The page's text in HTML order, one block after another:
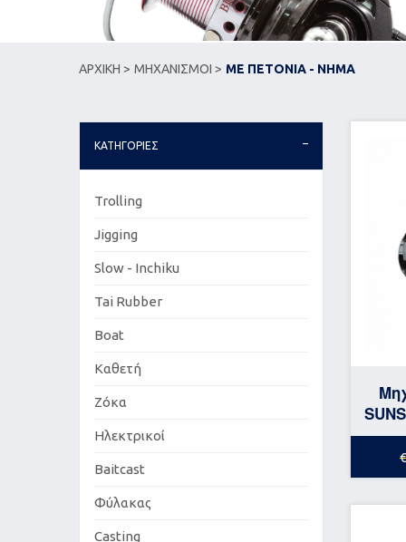
ΑΡΧΙΚΗ > ΜΗΧΑΝΙΣΜΟΙ > ΜΕ ΠΕΤΟΝΙΑ - ΝΗΜΑ
ΚΑΤΗΓΟΡΙΕΣ
Trolling
Jigging
Slow - Inchiku
Tai Rubber
Boat
Καθετή
Ζόκα
Ηλεκτρικοί
Baitcast
Φύλακας
Casting